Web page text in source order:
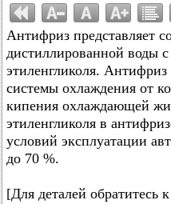
Антифриз представляет
дистиллированной воды
этиленгликоля.
системы охлаждения от
кипения охлаждающей
этиленгликоля в
условий эксплуатации
до 70 %.
[Для деталей обратитесь